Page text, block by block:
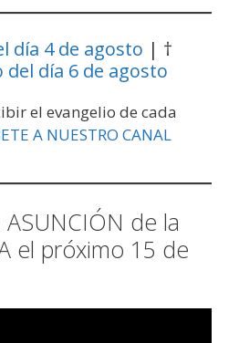
día 4 de agosto | †
del día 6 de agosto
el evangelio de cada
A NUESTRO CANAL
de la
el próximo 15 de